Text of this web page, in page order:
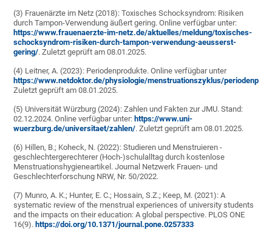
(3) Frauenärzte im Netz (2018): Toxisches Schocksyndrom: Risiken
durch Tampon-Verwendung äußert gering. Online verfügbar unter:
https://www.frauenaerzte-im-netz.de/aktuelles/meldung/toxisches-
schocksyndrom-risiken-durch-tampon-verwendung-aeusserst-
gering/. Zuletzt geprüft am 08.01.2025.
(4) Leitner, A. (2023): Periodenprodukte. Online verfügbar unter
https://www.netdoktor.de/physiologie/menstruationszyklus/
Zuletzt geprüft am 08.01.2025.
(5) Universität Würzburg (2024): Zahlen und Fakten zur JMU. Stand:
02.12.2024. Online verfügbar unter: https://www.uni-
wuerzburg.de/universitaet/zahlen/. Zuletzt geprüft am 08.01.2025.
(6) Hillen, B.; Koheck, N. (2022): Studieren und Menstruieren -
geschlechtergerechterer (Hoch-)schulalltag durch kostenlose
Menstruationshygieneartikel. Journal Netzwerk Frauen- und
Geschlechterforschung NRW, Nr. 50/2022.
(7) Munro, A. K.; Hunter, E. C.; Hossain, S.Z.; Keep, M. (2021): A
systematic review of the menstrual experiences of university students
and the impacts on their education: A global perspective. PLOS ONE
16(9). https://doi.org/10.1371/journal.pone.0257333